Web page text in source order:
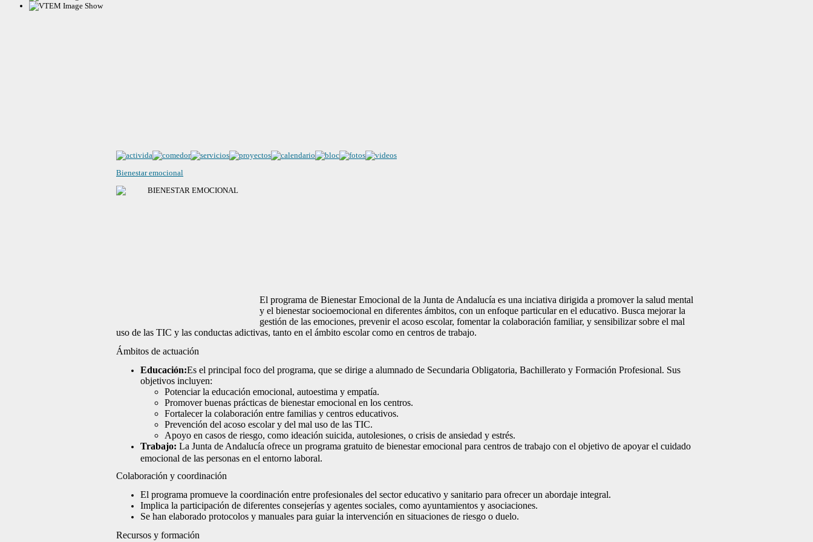
Bienestar emocional
El programa de Bienestar Emocional de la Junta de Andalucía es una inciativa dirigida a promover la salud mental
y el bienestar socioemocional en diferentes ámbitos, con un enfoque particular en el educativo. Busca mejorar la
gestión de las emociones, prevenir el acoso escolar, fomentar la colaboración familiar, y sensibilizar sobre el mal
uso de las TIC y las conductas adictivas, tanto en el ámbito escolar como en centros de trabajo.
Ámbitos de actuación
Educación:Es el principal foco del programa, que se dirige a alumnado de Secundaria Obligatoria, Bachillerato y Formación Profesional. Sus
objetivos incluyen:
Potenciar la educación emocional, autoestima y empatía.
Promover buenas prácticas de bienestar emocional en los centros.
Fortalecer la colaboración entre familias y centros educativos.
Prevención del acoso escolar y del mal uso de las TIC.
Apoyo en casos de riesgo, como ideación suicida, autolesiones, o crisis de ansiedad y estrés.
Trabajo: La Junta de Andalucía ofrece un programa gratuito de bienestar emocional para centros de trabajo con el objetivo de apoyar el cuidado
emocional de las personas en el entorno laboral.
Colaboración y coordinación
El programa promueve la coordinación entre profesionales del sector educativo y sanitario para ofrecer un abordaje integral.
Implica la participación de diferentes consejerías y agentes sociales, como ayuntamientos y asociaciones.
Se han elaborado protocolos y manuales para guiar la intervención en situaciones de riesgo o duelo.
Recursos y formación